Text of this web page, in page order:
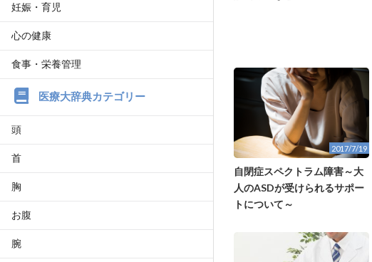
妊娠・育児
心の健康
食事・栄養管理
医療大辞典カテゴリー
頭
首
胸
お腹
腕
2017/7/19
自閉症スペクトラム障害～大
人のASDが受けられるサポー
トについて～